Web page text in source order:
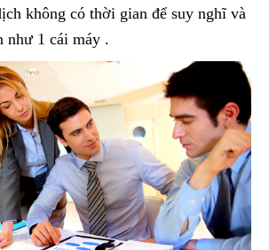
không có thời gian để suy nghĩ và
như 1 cái máy .